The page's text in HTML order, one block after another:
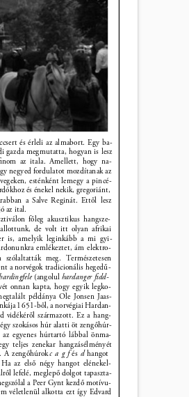
és érleli az almabort. Egy ba-
gazda megmutatta, hogyan is lesz
az itala. Amellett, hogy na-
negyed fordulatot mozdítanak az
esténként lemegy a pincé-
és énekel nekik, gregoriánt,
a Salve Reginát. Ettől lesz
az ital.
főleg akusztikus hangsze-
de volt itt olyan afrikai
is, amelyik leginkább a mi gyi-
emlékeztet, ám elektro-
szólaltatták meg. Természetesen
a norvégok tradicionális hegedű-
(angolul hardanger ﬁdd-
onnan kapta, hogy egyik legko-
példánya Ole Jonsen Jaas-
1651-ből, a norvégiai Hardan-
vidékéről származott. Ez a hang-
szokásos húr alatti öt zengőhúr-
az egyenes húrtartó lábbal önma-
teljes zenekar hangzásélményét
A zengőhúrok c a g f és d hangot
az első négy hangot elénekel-
lefelé, meglepő dolgot tapaszta-
a Peer Gynt kezdő motívu-
véletlenül alkotta ezt így Edvard